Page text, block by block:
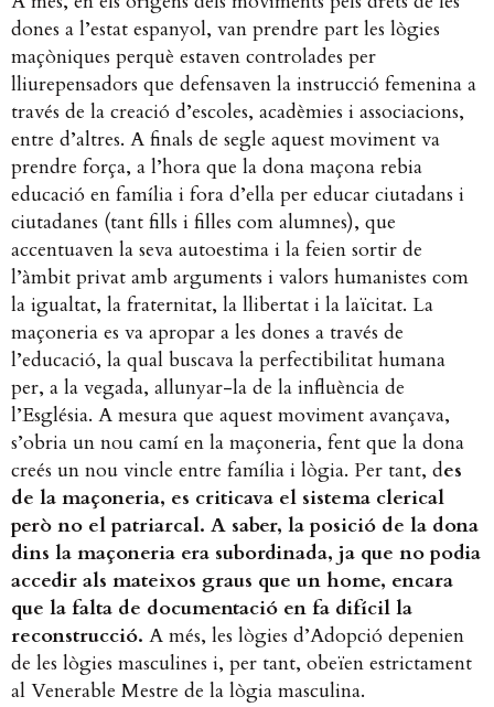
dones a l’estat espanyol, van prendre part les lògies
maçòniques perquè estaven controlades per
lliurepensadors que defensaven la instrucció femenina a
través de la creació d’escoles, acadèmies i associacions,
entre d’altres. A finals de segle aquest moviment va
prendre força, a l’hora que la dona maçona rebia
educació en família i fora d’ella per educar ciutadans i
ciutadanes (tant fills i filles com alumnes), que
accentuaven la seva autoestima i la feien sortir de
l’àmbit privat amb arguments i valors humanistes com
la igualtat, la fraternitat, la llibertat i la laïcitat. La
maçoneria es va apropar a les dones a través de
l’educació, la qual buscava la perfectibilitat humana
per, a la vegada, allunyar-la de la influència de
l’Església. A mesura que aquest moviment avançava,
s’obria un nou camí en la maçoneria, fent que la dona
creés un nou vincle entre família i lògia. Per tant, des
de la maçoneria, es criticava el sistema clerical
però no el patriarcal. A saber, la posició de la dona
dins la maçoneria era subordinada, ja que no podia
accedir als mateixos graus que un home, encara
que la falta de documentació en fa difícil la
reconstrucció. A més, les lògies d’Adopció depenien
de les lògies masculines i, per tant, obeïen estrictament
al Venerable Mestre de la lògia masculina.